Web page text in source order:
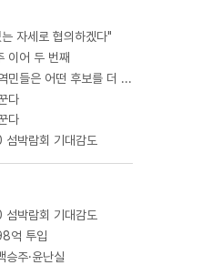
자세로 협의하겠다"
이어 두 번째
[여론조사④][한걸음더]광주전남 지역민들은 어떤 후보를 더 선호할까.. 변수는?
다
다
박람회 기대감도
박람회 기대감도
억 투입
주·윤난실